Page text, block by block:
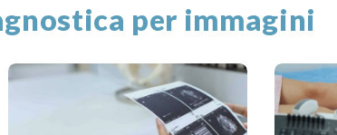
per immagini